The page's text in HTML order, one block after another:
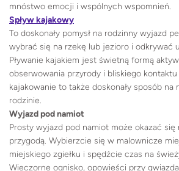
mnóstwo emocji i wspólnych wspomnień.
Spływ kajakowy
To doskonały pomysł na rodzinny wyjazd
wybrać się na rzekę lub jezioro i odkrywać
Pływanie kajakiem jest świetną formą
obserwowania przyrody i bliskiego kontaktu
kajakowanie to także doskonały sposób na
rodzinie.
Wyjazd pod namiot
Prosty wyjazd pod namiot może okazać się
przygodą. Wybierzcie się w malownicze
miejskiego zgiełku i spędźcie czas na
Wieczorne ognisko, opowieści przy